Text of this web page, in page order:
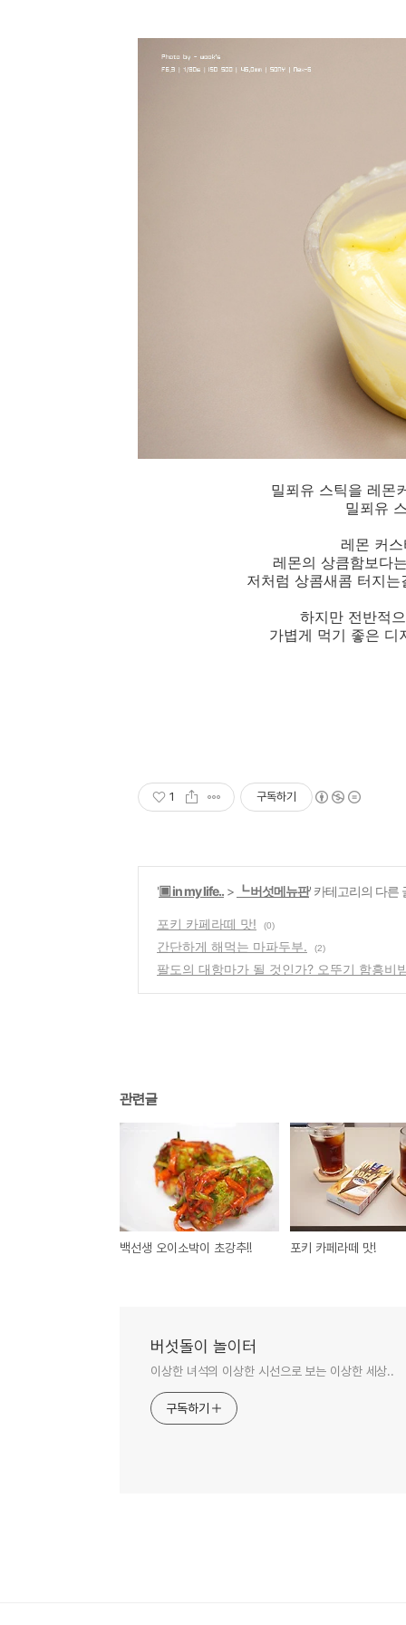
밀푀유 스틱을 레몬
밀푀유
레몬 커
레몬의 상큼함보다
저처럼 상콤새콤 터지
하지만 전반적
가볍게 먹기 좋은
1 구독하기
'▣ in my life.. > ┗ 버섯메뉴판' 카테고리의 다른
포키 카페라떼 맛! (0)
간단하게 해먹는 마파두부. (2)
팔도의 대항마가 될 것인가? 오뚜기 함흥비
관련글
백선생 오이소박이 초강추!! 포키 카페라떼 맛!
버섯돌이 놀이터
이상한 녀석의 이상한 시선으로 보는 이상한 세상..
구독하기